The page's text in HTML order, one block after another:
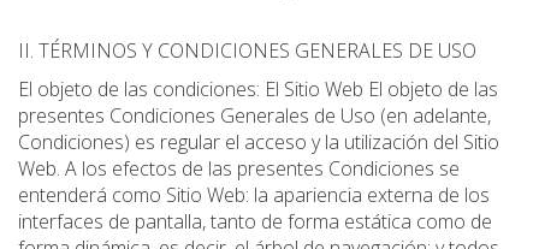
II. TÉRMINOS Y CONDICIONES GENERALES DE USO
El objeto de las condiciones: El Sitio Web El objeto de las
presentes Condiciones Generales de Uso (en adelante,
Condiciones) es regular el acceso y la utilización del Sitio
Web. A los efectos de las presentes Condiciones se
entenderá como Sitio Web: la apariencia externa de los
interfaces de pantalla, tanto de forma estática como de